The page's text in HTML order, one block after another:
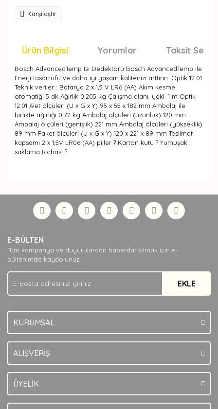
Karşılaştır
Ürün Bilgisi Yorumlar Taksit
Bosch AdvancedTemp Isı Dedektörü Bosch AdvancedTemp ile
Enerji tasarrufu ve daha iyi yaşam kalitenizi arttırın. Optik 12:01
Teknik veriler : Batarya 2 x 1,5 V LR6 (AA) Akım kesme
otomatiği 5 dk Ağırlık 0.205 kg Çalışma alanı, yakl. 1 m Optik
12:01 Alet ölçüleri (U x G x Y) 95 x 55 x 182 mm Ambalaj ile
birlikte ağırlığı 0,72 kg Ambalaj ölçüleri (uzunluk) 120 mm
Ambalaj ölçüleri (genişlik) 221 mm Ambalaj ölçüleri (yükseklik)
89 mm Paket ölçüleri (U x G x Y) 120 x 221 x 89 mm Teslimat
kapsamı 2 x 1,5V LR06 (AA) piller ? Karton kutu ? Yumuşak
saklama torbası ?
Yorum Yaz
formunu kullanarak tarafımıza iletebilirsiniz.
Görüş ve önerileriniz için teşekkür ederiz.
Ürün açıklamasında eksik bilgiler bulunuyor.
Ürün bilgilerinde hatalar bulunuyor.
Ürün fiyatı diğer sitelerden daha pahalı.
Bu ürüne benzer farklı alternatifler olmalı.
E-BÜLTEN
Tüm kampanya ve duyurulardan haberdar olmak için e-
bültenimize kaydolunuz.
EKLE
KURUMSAL
ALIŞVERİŞ
ÜYELİK